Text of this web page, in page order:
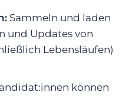
Sammeln und laden
und Updates von
Lebensläufen)
können